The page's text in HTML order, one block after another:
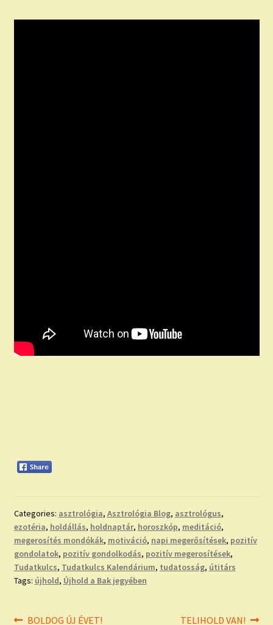
Categories: asztrológia, Asztrológia Blog, asztrológus,
ezotéria, holdállás, holdnaptár, horoszkóp, meditáció,
megerosítés mondókák, motiváció, napi megerősítések, pozitív
gondolatok, pozitív gondolkodás, pozitív megerosítések,
Tudatkulcs, Tudatkulcs Kalendárium, tudatosság, útitárs
Tags: újhold, Újhold a Bak jegyében
Previous
BOLDOG ÚJ ÉVET!
Next
TELIHOLD VAN!